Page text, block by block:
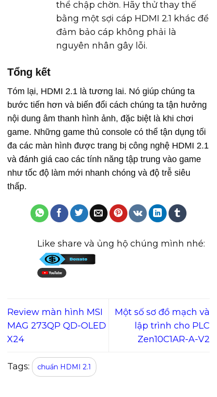
thể chập chờn. Hãy thử thay thế
bằng một sợi cáp HDMI 2.1 khác để
đảm bảo cáp không phải là
nguyên nhân gây lỗi.
Tổng kết
Tóm lại, HDMI 2.1 là tương lai. Nó giúp chúng ta
bước tiến hơn và biến đổi cách chúng ta tận hưởng
nội dung âm thanh hình ảnh, đặc biệt là khi chơi
game. Những game thủ console có thể tận dụng tối
đa các màn hình được trang bị công nghệ HDMI 2.1
và đánh giá cao các tính năng tập trung vào game
như tốc độ làm mới nhanh chóng và độ trễ siêu
thấp.
Like share và ủng hộ chúng mình nhé:
Review màn hình MSI
MAG 273QP QD-OLED
X24
Một số sơ đồ mạch và
lập trình cho PLC
Zen10C1AR-A-V2
Tags: chuẩn HDMI 2.1